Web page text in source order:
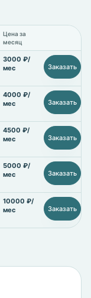
Цена за
месяц
3000 ₽/
мес
Заказать
4000 ₽/
мес
Заказать
4500 ₽/
мес
Заказать
5000 ₽/
мес
Заказать
10000 ₽/
мес
Заказать